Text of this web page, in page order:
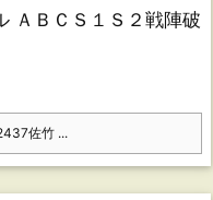
ＡＢＣＳ１Ｓ２戦陣破
佐竹 ...